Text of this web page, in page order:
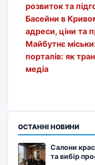
розвиток та
Басейни в
адреси, ціни та
Майбутнє
порталів: як
медіа
ОСТАННІ НОВИНИ
Салони
та вибір